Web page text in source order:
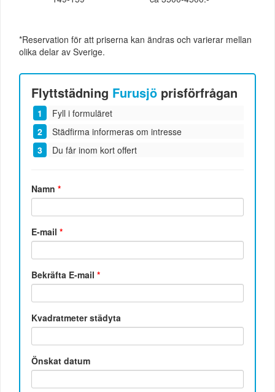
*Reservation för att priserna kan ändras och varierar mellan
olika delar av Sverige.
Flyttstädning Furusjö prisförfrågan
Fyll i formuläret
Städfirma informeras om intresse
Du får inom kort offert
Namn*
E-mail*
Bekräfta E-mail*
Kvadratmeter städyta
Önskat datum